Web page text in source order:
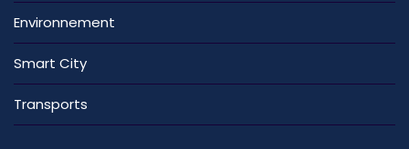
Environnement
Smart City
Transports